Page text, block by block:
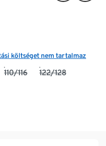
költséget nem tartalmaz
110/116 122/128